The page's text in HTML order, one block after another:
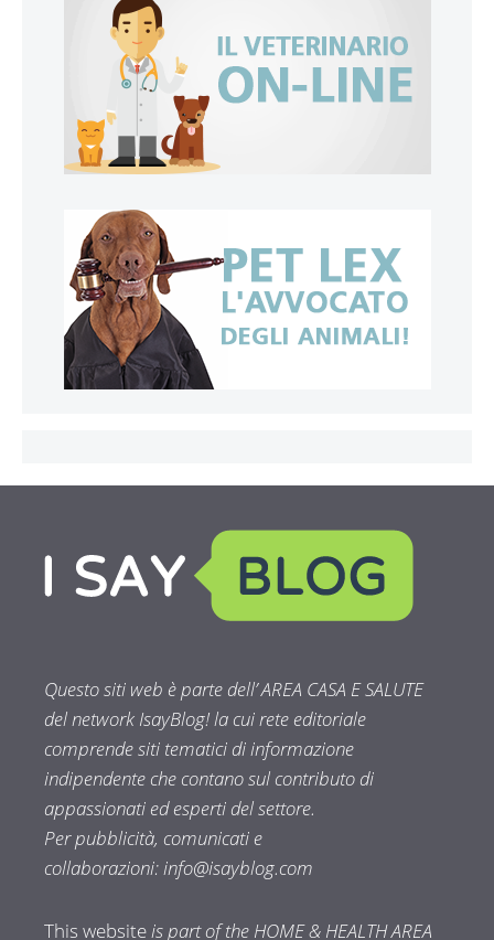
Questo siti web è parte dell’ AREA CASA E SALUTE
del network IsayBlog! la cui rete editoriale
comprende siti tematici di informazione
indipendente che contano sul contributo di
appassionati ed esperti del settore.
Per pubblicità, comunicati e
collaborazioni:info@isayblog.com
This websiteis part of the HOME & HEALTH AREA